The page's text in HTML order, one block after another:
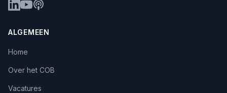
ALGEMEEN
Home
Over het COB
Vacatures